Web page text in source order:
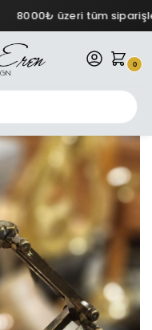
8000₺ üzeri tüm
0